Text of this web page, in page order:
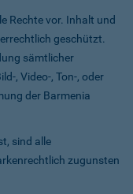
Rechte vor. Inhalt und
geschützt.
sämtlicher
, Video-, Ton-, oder
der Barmenia
sind alle
zugunsten